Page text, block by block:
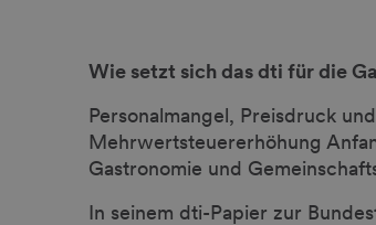
Wie setzt sich das dti für die
Personalmangel, Preisdruck
Mehrwertsteuererhöhung
Gastronomie und
In seinem dti-Papier zur